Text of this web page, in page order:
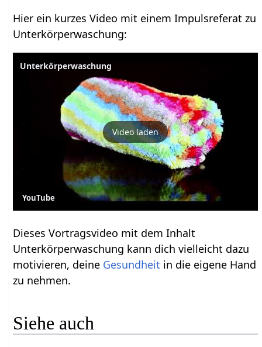
Hier ein kurzes Video mit einem Impulsreferat zu
Unterkörperwaschung:
Unterkörperwaschung
Video laden
YouTube
Dieses Vortragsvideo mit dem Inhalt
Unterkörperwaschung kann dich vielleicht dazu
motivieren, deine Gesundheit in die eigene Hand
zu nehmen.
Siehe auch